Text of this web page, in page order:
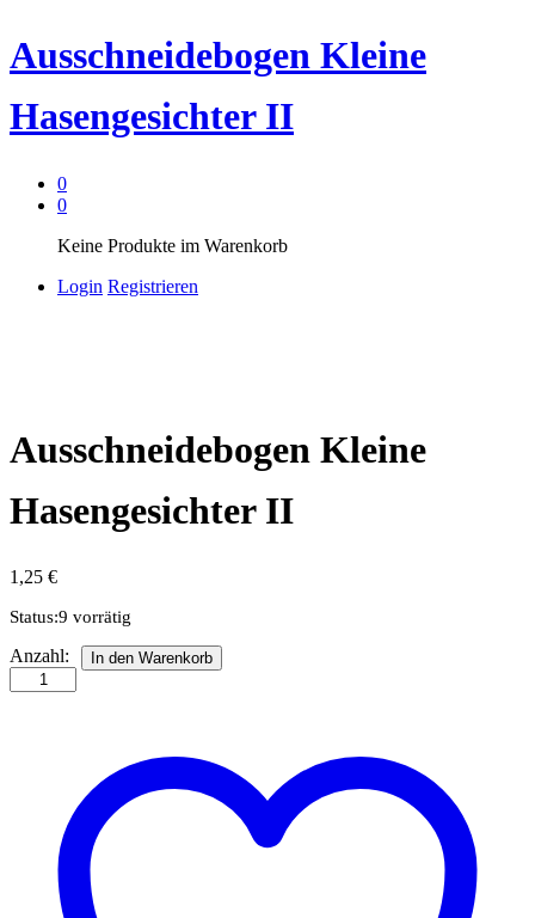
Ausschneidebogen Kleine
Hasengesichter II
0
0
Keine Produkte im Warenkorb
Login Registrieren
Ausschneidebogen Kleine
Hasengesichter II
1,25 €
Status:9 vorrätig
Ausschneidebogen
Kleine
Hasengesichter
Anzahl: In den Warenkorb